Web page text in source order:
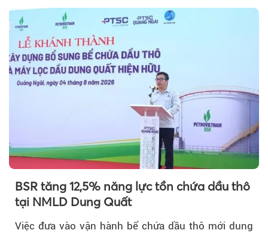
BSR tăng 12,5% năng lực tồn chứa dầu thô
tại NMLD Dung Quất
Việc đưa vào vận hành bể chứa dầu thô mới dung